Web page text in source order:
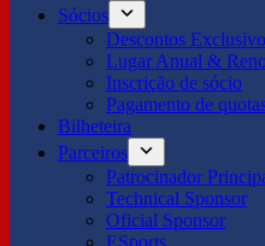
Sócios
Descontos
Lugar Anual &
Inscrição de sócio
Pagamento de
Bilheteira
Parceiros
Patrocinador
Technical Sponsor
Oficial Sponsor
ESports